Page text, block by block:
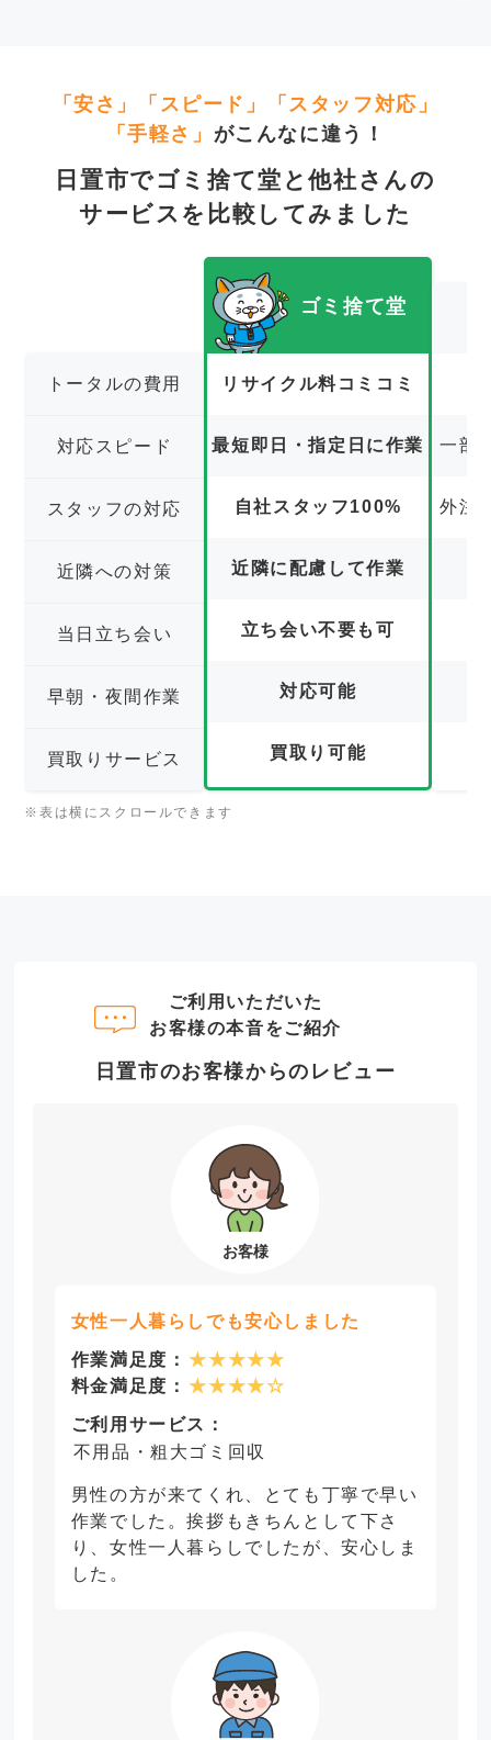
「安さ」「スピード」「スタッフ対応」
「手軽さ」 がこんなに違う！
日置市でゴミ捨て堂と他社さんの
サービスを比較してみました
トータルの費用
対応スピード
スタッフの対応
近隣への対策
当日立ち会い
早朝・夜間作業
買取りサービス
ゴミ捨て堂
リサイクル料コミコミ
最短即日・指定日に作業
自社スタッフ100%
近隣に配慮して作業
立ち会い不要も可
対応可能
買取り可能
一部
外注
※表は横にスクロールできます
ご利用いただいた
お客様の本音をご紹介
日置市のお客様からのレビュー
女性一人暮らしでも安心しました
作業満足度： ★★★★★
料金満足度： ★★★★☆
ご利用サービス：
不用品・粗大ゴミ回収
男性の方が来てくれ、とても丁寧で早い
作業でした。挨拶もきちんとして下さ
り、女性一人暮らしでしたが、安心しま
した。